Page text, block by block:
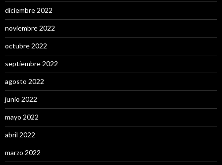
diciembre 2022
noviembre 2022
octubre 2022
septiembre 2022
agosto 2022
junio 2022
mayo 2022
abril 2022
marzo 2022